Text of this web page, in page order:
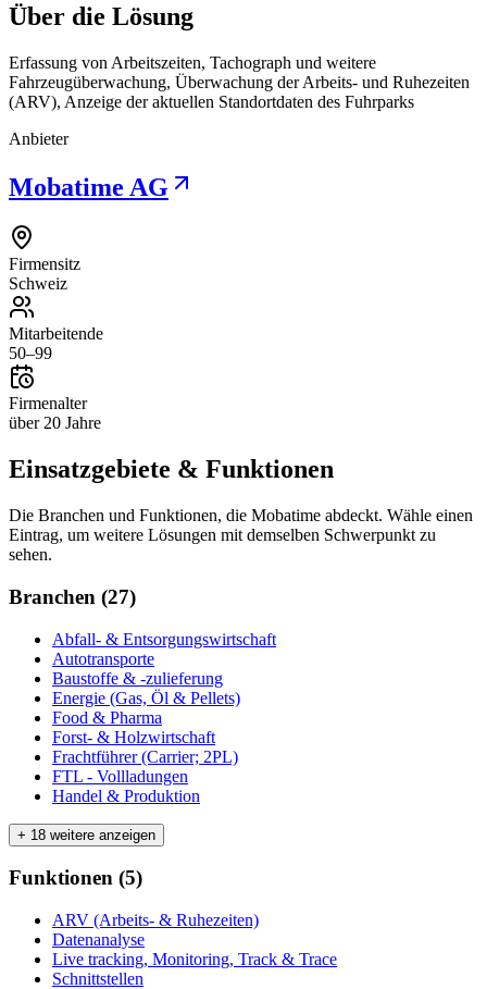
Über die Lösung
Erfassung von Arbeitszeiten, Tachograph und weitere
Fahrzeugüberwachung, Überwachung der Arbeits- und Ruhezeiten
(ARV), Anzeige der aktuellen Standortdaten des Fuhrparks
Anbieter
Mobatime AG
Firmensitz
Schweiz
Mitarbeitende
50–99
Firmenalter
über 20 Jahre
Einsatzgebiete & Funktionen
Die Branchen und Funktionen, die Mobatime abdeckt. Wähle einen
Eintrag, um weitere Lösungen mit demselben Schwerpunkt zu
sehen.
Branchen (27)
Abfall- & Entsorgungswirtschaft
Autotransporte
Baustoffe & -zulieferung
Energie (Gas, Öl & Pellets)
Food & Pharma
Forst- & Holzwirtschaft
Frachtführer (Carrier; 2PL)
FTL - Vollladungen
Handel & Produktion
+ 18 weitere anzeigen
Funktionen (5)
ARV (Arbeits- & Ruhezeiten)
Datenanalyse
Live tracking, Monitoring, Track & Trace
Schnittstellen